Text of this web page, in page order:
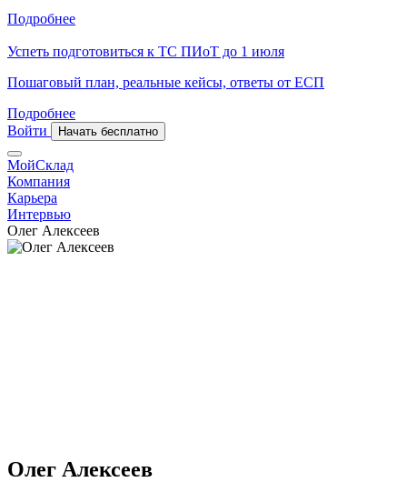
Подробнее
Успеть подготовиться к ТС ПИоТ до 1 июля
Пошаговый план, реальные кейсы, ответы от ЕСП
Подробнее
Войти
Начать бесплатно
МойСклад
Компания
Карьера
Интервью
Олег Алексеев
Олег Алексеев